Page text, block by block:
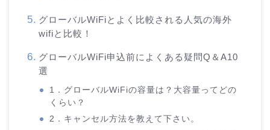
グローバルWiFiとよく比較される人気の海外
wifiと比較！
グローバルWiFi申込前によくある疑問Q＆A10
選
1．グローバルWiFiの容量は？大容量ってどの
くらい？
2．キャンセル方法を教えて下さい。